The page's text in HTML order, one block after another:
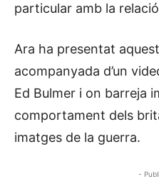
particular amb la
Ara ha presentat
acompanyada d’un
Ed Bulmer i on barreja
comportament dels
imatges de la guerra.
-